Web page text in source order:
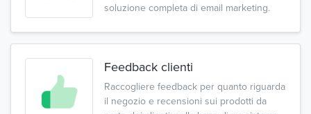
soluzione completa di email marketing.
Feedback clienti
Raccogliere feedback per quanto riguarda
il negozio e recensioni sui prodotti da